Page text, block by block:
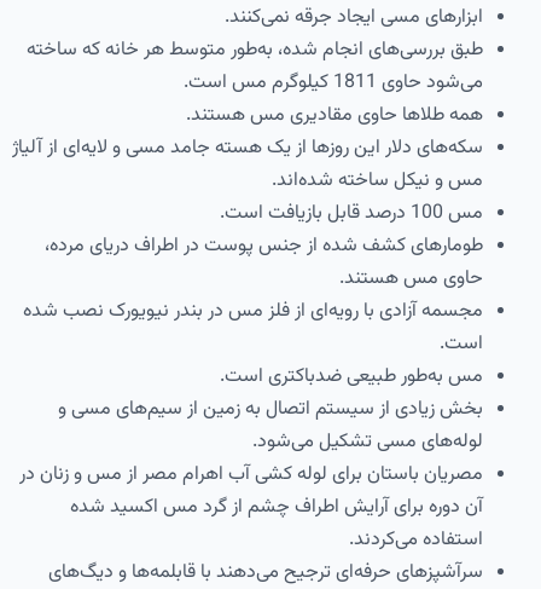
ابزارهای مسی ایجاد جرقه نمی‌کنند.
طبق بررسی‌های انجام شده، به‌طور متوسط هر خانه که ساخته
می‌شود حاوی 1811 کیلوگرم مس است.
همه طلاها حاوی مقادیری مس هستند.
سکه‌های دلار این روزها از یک هسته جامد مسی و لایه‌ای از آلیاژ
مس و نیکل ساخته شده‌اند.
مس 100 درصد قابل بازیافت است.
طومارهای کشف شده از جنس پوست در اطراف دریای مرده،
حاوی مس هستند.
مجسمه آزادی با رویه‌ای از فلز مس در بندر نیویورک نصب شده
است.
مس به‌طور طبیعی ضدباکتری است.
بخش زیادی از سیستم اتصال به زمین از سیم‌های مسی و
لوله‌های مسی تشکیل می‌شود.
مصریان باستان برای لوله کشی آب اهرام مصر از مس و زنان در
آن دوره برای آرایش اطراف چشم از گرد مس اکسید شده
استفاده می‌کردند.
سرآشپزهای حرفه‌ای ترجیح می‌دهند با قابلمه‌ها و دیگ‌های